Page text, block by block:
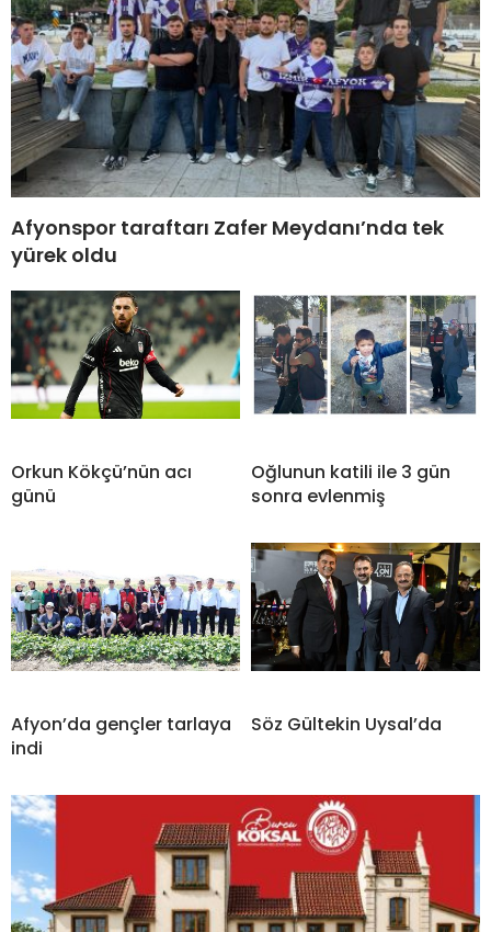
Afyonspor taraftarı Zafer Meydanı’nda tek
yürek oldu
Orkun Kökçü’nün acı
günü
Oğlunun katili ile 3 gün
sonra evlenmiş
Afyon’da gençler tarlaya
indi
Söz Gültekin Uysal’da